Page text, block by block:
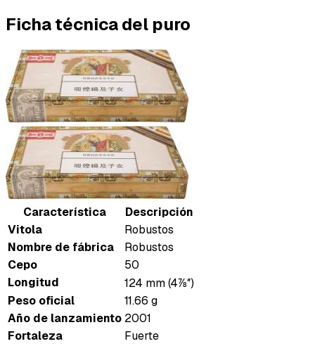
Ficha técnica del puro
Característica
Descripción
Vitola
Robustos
Nombre de fábrica
Robustos
Cepo
50
Longitud
124 mm (4⅞″)
Peso oficial
11.66 g
Año de lanzamiento 2001
Fortaleza
Fuerte